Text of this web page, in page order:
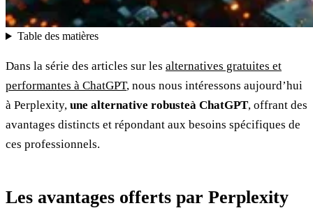
Table des matières
Dans la série des articles sur les alternatives gratuites et
performantes à ChatGPT, nous nous intéressons aujourd’hui
à Perplexity, une alternative robusteà ChatGPT, offrant des
avantages distincts et répondant aux besoins spécifiques de
ces professionnels.
Les avantages offerts par Perplexity